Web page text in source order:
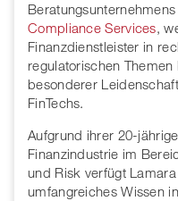
Beratungsunternehmens
Compliance Services,
Finanzdienstleister in
regulatorischen
besonderer
FinTechs.
Aufgrund ihrer 20-
Finanzindustrie im
und Risk verfügt
umfangreiches Wissen